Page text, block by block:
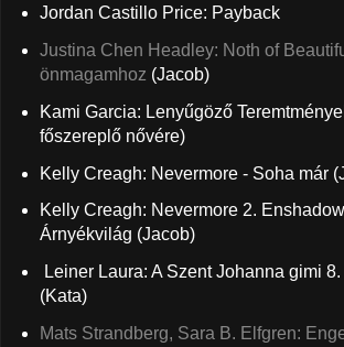
Jordan Castillo Price: Payback
Justina Chen Headley: Noth of
önmagamhoz (Jacob)
Kami Garcia: Lenyűgöző
főszereplő nővére)
Kelly Creagh: Nevermore - Soha már
Kelly Creagh: Nevermore 2.
Árnyékvilág (Jacob)
Leiner Laura: A Szent Johanna gimi
(Kata)
Mats Strandberg, Sara B. Elfgren: